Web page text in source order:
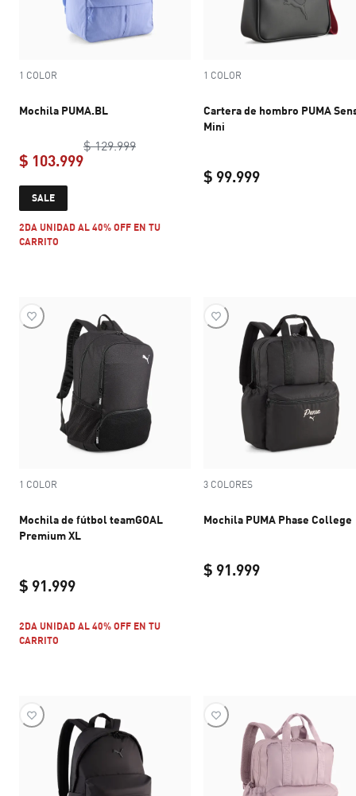
1 COLOR
Mochila PUMA.BL
$ 129.999original price $ 129.999
$ 103.999
SALE
2DA UNIDAD AL 40% OFF EN TU
CARRITO
1 COLOR
Cartera de hombro PUMA
Mini
$ 99.999
1 COLOR
Mochila de fútbol teamGOAL
Premium XL
$ 91.999
2DA UNIDAD AL 40% OFF EN TU
CARRITO
3 COLORES
Mochila PUMA Phase College
$ 91.999